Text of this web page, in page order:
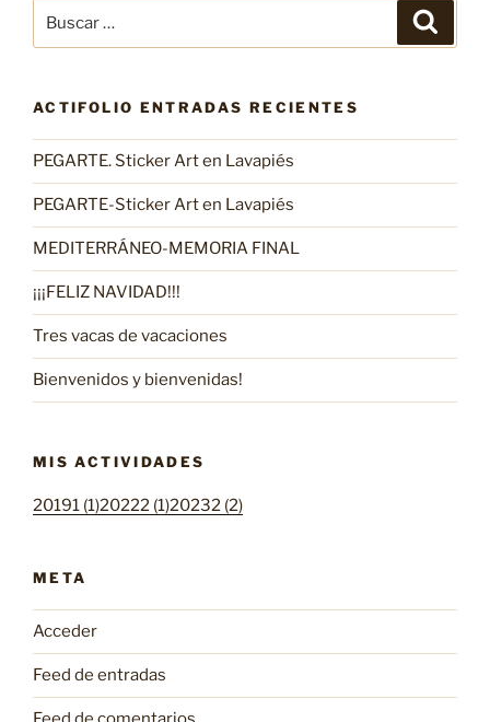
por:
ACTIFOLIO ENTRADAS RECIENTES
PEGARTE. Sticker Art en Lavapiés
PEGARTE-Sticker Art en Lavapiés
MEDITERRÁNEO-MEMORIA FINAL
¡¡¡FELIZ NAVIDAD!!!
Tres vacas de vacaciones
Bienvenidos y bienvenidas!
MIS ACTIVIDADES
20191 (1)20222 (1)20232 (2)
META
Acceder
Feed de entradas